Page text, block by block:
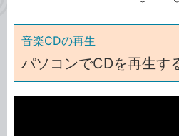
音楽CDの再生
パソコンでCDを再生す